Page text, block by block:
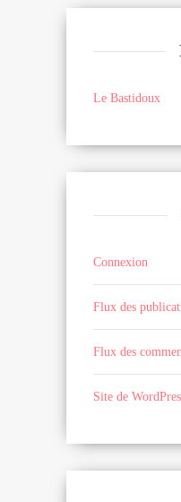
Le Bastidoux
Connexion
Flux des
Flux des
Site de